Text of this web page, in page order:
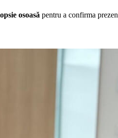
osoasă pentru a confirma